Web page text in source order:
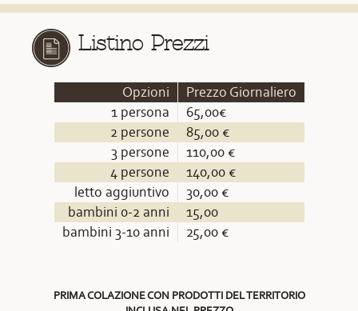
Listino Prezzi
Opzioni
Prezzo Giornaliero
1 persona
65,00€
2 persone
85,00 €
3 persone
110,00 €
4 persone
140,00 €
letto aggiuntivo
30,00 €
bambini 0-2 anni
15,00
bambini 3-10 anni
25,00 €
PRIMA COLAZIONE CON PRODOTTI DEL TERRITORIO